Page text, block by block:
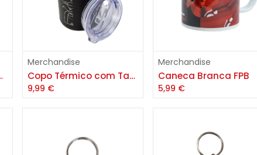
3D FPB
Merchandise
Copo Térmico com Tampa FPB
9,99 €
Adicionar
Merchandise
Caneca Branca FPB
5,99 €